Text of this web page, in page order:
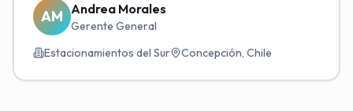
AM Andrea Morales
Gerente General
Estacionamientos del Sur
Concepción, Chile